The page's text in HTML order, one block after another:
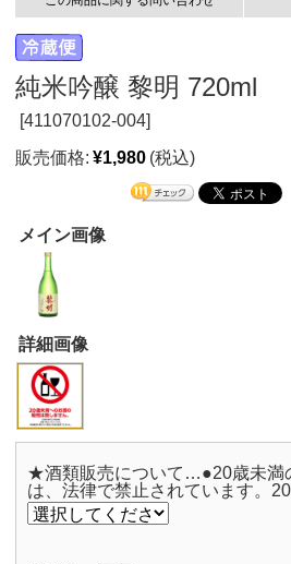
純米吟醸 黎明 720ml
[411070102-004]
販売価格: ¥1,980 (税込)
メイン画像
詳細画像
★酒類販売について…●20歳未満
は、法律で禁止されています。